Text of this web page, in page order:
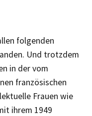
folgenden
Und trotzdem
in der vom
französischen
Frauen wie
ihrem 1949